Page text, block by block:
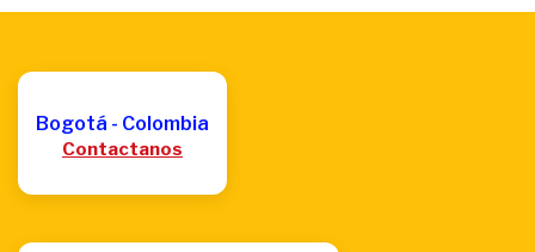
Bogotá - Colombia
Contactanos